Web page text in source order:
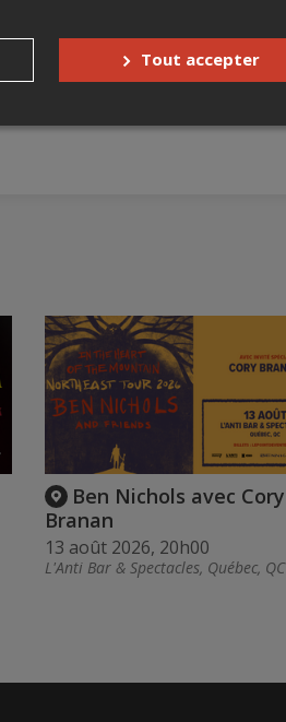
Ben Nichols avec Cory
Branan
13 août 2026, 20h00
L'Anti Bar & Spectacles, Québec, QC
Tout accepter